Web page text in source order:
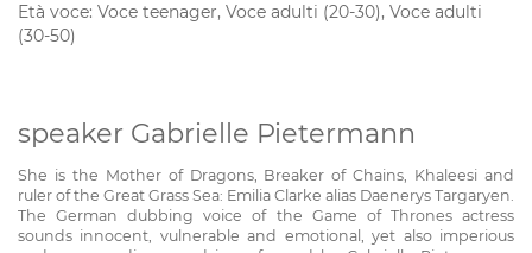
Età voce: Voce teenager, Voce adulti (20-30), Voce adulti
(30-50)
speaker Gabrielle Pietermann
She is the Mother of Dragons, Breaker of Chains, Khaleesi and
ruler of the Great Grass Sea: Emilia Clarke alias Daenerys Targaryen.
The German dubbing voice of the Game of Thrones actress
sounds innocent, vulnerable and emotional, yet also imperious